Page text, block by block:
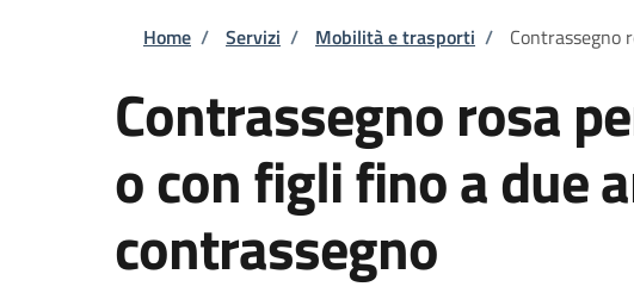
Briciole di pane
Home / Servizi / Mobilità e trasporti / Contrassegno
Contrassegno rosa
o con figli fino a due
contrassegno